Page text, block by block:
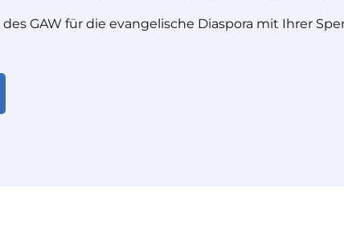
GAW für die evangelische Diaspora mit Ihrer